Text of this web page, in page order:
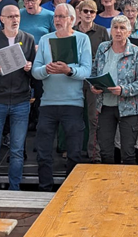
de locatie Het
Gele Huis in
ontmoetingscentrum
opgericht door
kunnen mensen op
Naar kunst
informatie overHet